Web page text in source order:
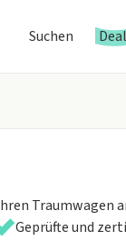
Suchen
Traumwagen
Geprüfte und